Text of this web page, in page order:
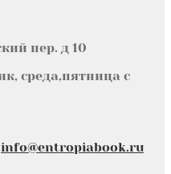
пер. д 10
среда,пятница с
info@entropiabook.ru